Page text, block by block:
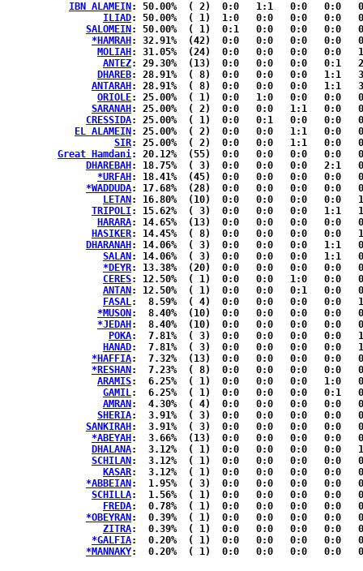
IBN ALAMEIN : 50.00%	( 2)  0:0   1:1   0:0   0:0   0:0  { 0:0 }
ILIAD: 50.00%	( 1)  1:0   0:0   0:0   0:0   0:0  { 0:0 }
SALOMEIN : 50.00%	( 1)  0:1   0:0   0:0   0:0   0:0  { 0:0 }
*HAMRAH : 32.91%	(42)  0:0   0:0   0:0   0:0   0:0  {25:17}
MOLIAH : 31.05%	(24)  0:0   0:0   0:0   0:0   1:2  {13:8 }
ANTEZ: 29.30%	(13)  0:0   0:0   0:0   0:1   2:2  { 5:3 }
DHAREB: 28.91%	( 8)  0:0   0:0   0:0   1:1   3:2  { 1:0 }
ANTARAH : 28.91%	( 8)  0:0   0:0   0:0   1:1   3:2  { 1:0 }
ORIOLE: 25.00%	( 1)  0:0   1:0   0:0   0:0   0:0  { 0:0 }
SARANAH : 25.00%	( 2)  0:0   0:0   1:1   0:0   0:0  { 0:0 }
CRESSIDA: 25.00%	( 1)  0:0   0:1   0:0   0:0   0:0  { 0:0 }
EL ALAMEIN : 25.00%	( 2)  0:0   0:0   1:1   0:0   0:0  { 0:0 }
SIR: 25.00%	( 2)  0:0   0:0   1:1   0:0   0:0  { 0:0 }
Great Hamdani: 20.12%	(55)  0:0   0:0   0:0   0:0   0:0  {32:23}
DHAREBAH : 18.75%	( 3)  0:0   0:0   0:0   2:1   0:0  { 0:0 }
*URFAH : 18.41%	(45)  0:0   0:0   0:0   0:0   0:0  {27:18}
*WADDUDA: 17.68%	(28)  0:0   0:0   0:0   0:0   0:0  {16:12}
LETAN : 16.80%	(10)  0:0   0:0   0:0   0:0   1:1  { 4:4 }
TRIPOLI: 15.62%	( 3)  0:0   0:0   0:0   1:1   1:0  { 0:0 }
HARARA: 14.65%	(13)  0:0   0:0   0:0   0:0   0:1  { 7:5 }
HASIKER: 14.45%	( 8)  0:0   0:0   0:0   0:0   1:1  { 4:2 }
DHARANAH : 14.06%	( 3)  0:0   0:0   0:0   1:1   0:0  { 1:0 }
SALAN : 14.06%	( 3)  0:0   0:0   0:0   1:1   0:0  { 1:0 }
*DEYR: 13.38%	(20)  0:0   0:0   0:0   0:0   0:0  {11:9 }
CERES: 12.50%	( 1)  0:0   0:0   1:0   0:0   0:0  { 0:0 }
ANTAN : 12.50%	( 1)  0:0   0:0   0:1   0:0   0:0  { 0:0 }
FASAL:  8.59%	( 4)  0:0   0:0   0:0   0:0   1:1  { 1:1 }
*MUSON :  8.40%	(10)  0:0   0:0   0:0   0:0   0:0  { 5:5 }
*JEDAH :  8.40%	(10)  0:0   0:0   0:0   0:0   0:0  { 5:5 }
POKA:  7.81%	( 3)  0:0   0:0   0:0   0:0   1:1  { 1:0 }
HANAD:  7.81%	( 3)  0:0   0:0   0:0   0:0   1:1  { 1:0 }
*HAFFIA:  7.32%	(13)  0:0   0:0   0:0   0:0   0:0  { 7:6 }
*RESHAN :  7.23%	( 8)  0:0   0:0   0:0   0:0   0:0  { 5:3 }
ARAMIS:  6.25%	( 1)  0:0   0:0   0:0   1:0   0:0  { 0:0 }
GAMIL:  6.25%	( 1)  0:0   0:0   0:0   0:1   0:0  { 0:0 }
AMRAN :  4.30%	( 4)  0:0   0:0   0:0   0:0   0:0  { 2:2 }
SHERIA:  3.91%	( 3)  0:0   0:0   0:0   0:0   0:0  { 2:1 }
SANKIRAH :  3.91%	( 3)  0:0   0:0   0:0   0:0   0:0  { 2:1 }
*ABEYAH :  3.66%	(13)  0:0   0:0   0:0   0:0   0:0  { 7:6 }
DHALANA:  3.12%	( 1)  0:0   0:0   0:0   0:0   1:0  { 0:0 }
SCHILAN :  3.12%	( 1)  0:0   0:0   0:0   0:0   0:1  { 0:0 }
KASAR:  3.12%	( 1)  0:0   0:0   0:0   0:0   0:1  { 0:0 }
*ABBEIAN :  1.95%	( 3)  0:0   0:0   0:0   0:0   0:0  { 2:1 }
SCHILLA:  1.56%	( 1)  0:0   0:0   0:0   0:0   0:0  { 0:1 }
FREDA:  0.78%	( 1)  0:0   0:0   0:0   0:0   0:0  { 0:1 }
*OBEYRAN :  0.39%	( 1)  0:0   0:0   0:0   0:0   0:0  { 0:1 }
ZITRA:  0.39%	( 1)  0:0   0:0   0:0   0:0   0:0  { 0:1 }
*GALFIA:  0.20%	( 1)  0:0   0:0   0:0   0:0   0:0  { 0:1 }
*MANNAKY